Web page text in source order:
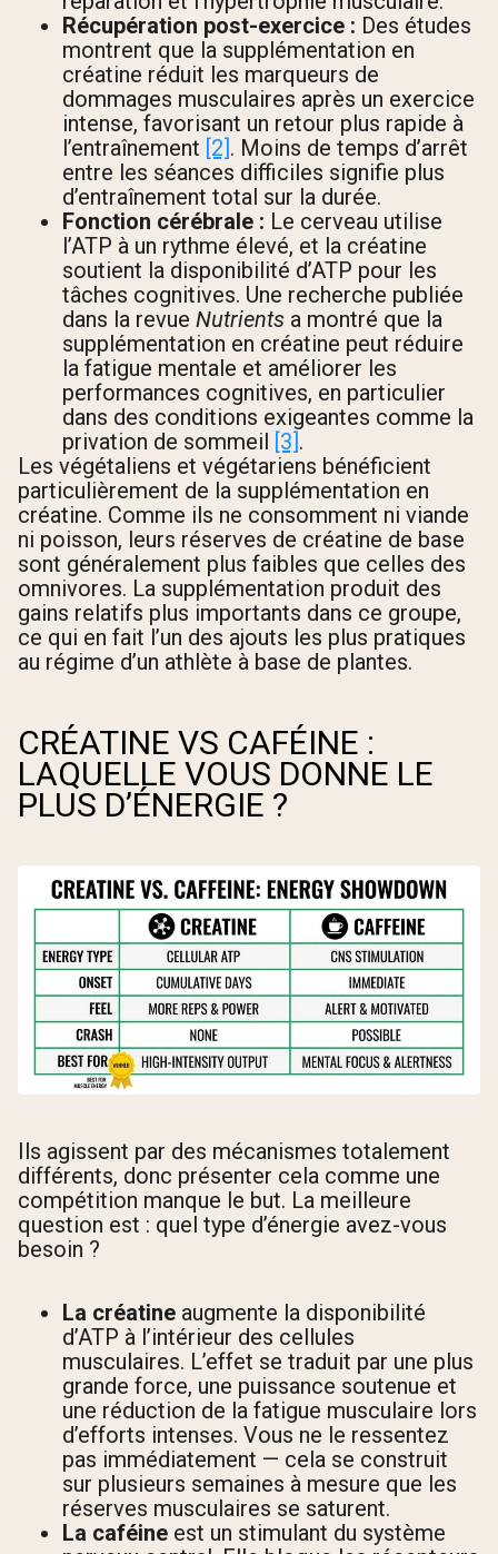
Récupération post-exercice : Des études
montrent que la supplémentation en
créatine réduit les marqueurs de
dommages musculaires après un exercice
intense, favorisant un retour plus rapide à
l’entraînement [2]. Moins de temps d’arrêt
entre les séances difficiles signifie plus
d’entraînement total sur la durée.
Fonction cérébrale : Le cerveau utilise
l’ATP à un rythme élevé, et la créatine
soutient la disponibilité d’ATP pour les
tâches cognitives. Une recherche publiée
dans la revue Nutrients a montré que la
supplémentation en créatine peut réduire
la fatigue mentale et améliorer les
performances cognitives, en particulier
dans des conditions exigeantes comme la
privation de sommeil [3].
Les végétaliens et végétariens bénéficient
particulièrement de la supplémentation en
créatine. Comme ils ne consomment ni viande
ni poisson, leurs réserves de créatine de base
sont généralement plus faibles que celles des
omnivores. La supplémentation produit des
gains relatifs plus importants dans ce groupe,
ce qui en fait l’un des ajouts les plus pratiques
au régime d’un athlète à base de plantes.
CRÉATINE VS CAFÉINE :
LAQUELLE VOUS DONNE LE
PLUS D’ÉNERGIE ?
Ils agissent par des mécanismes totalement
différents, donc présenter cela comme une
compétition manque le but. La meilleure
question est : quel type d’énergie avez-vous
besoin ?
La créatine augmente la disponibilité
d’ATP à l’intérieur des cellules
musculaires. L’effet se traduit par une plus
grande force, une puissance soutenue et
une réduction de la fatigue musculaire lors
d’efforts intenses. Vous ne le ressentez
pas immédiatement — cela se construit
sur plusieurs semaines à mesure que les
réserves musculaires se saturent.
La caféine est un stimulant du système